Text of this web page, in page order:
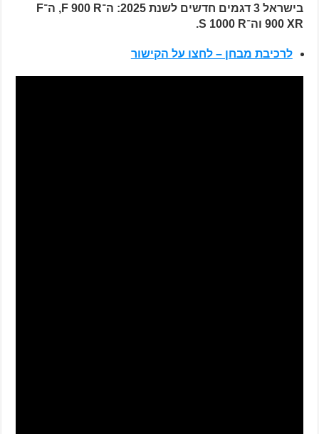
בישראל 3 דגמים חדשים לשנת 2025: ה־F 900 R, ה־F
900 XR וה־S 1000 R.
לרכיבת מבחן – לחצו על הקישור